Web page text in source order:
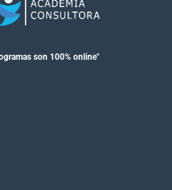
son 100% online"